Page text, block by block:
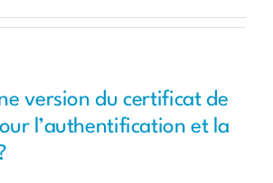
version du certificat de
l’authentification et la